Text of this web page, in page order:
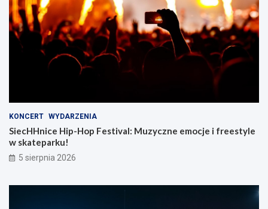
KONCERT WYDARZENIA
SiecHHnice Hip-Hop Festival: Muzyczne emocje i freestyle
w skateparku!
5 sierpnia 2026